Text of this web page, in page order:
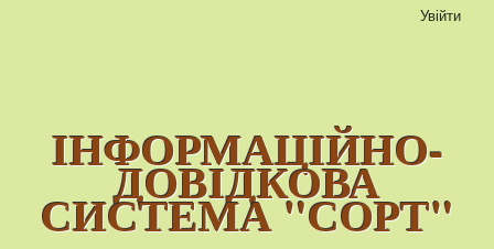
ІНФОРМАЦІЙНО-
ДОВІДКОВА
СИСТЕМА "СОРТ"
Увійти